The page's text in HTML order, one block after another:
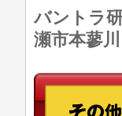
バントラ
瀬市本蓼川